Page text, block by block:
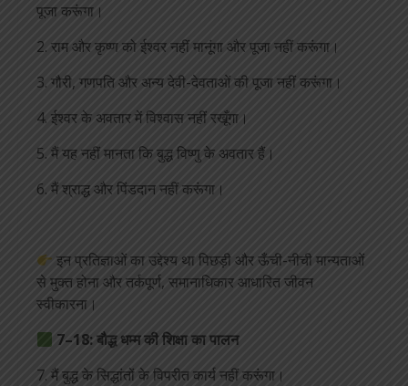
पूजा करूंगा।
2. राम और कृष्ण को ईश्वर नहीं मानूंगा और पूजा नहीं करूंगा।
3. गौरी, गणपति और अन्य देवी-देवताओं की पूजा नहीं करूंगा।
4. ईश्वर के अवतार में विश्वास नहीं रखूँगा।
5. मैं यह नहीं मानता कि बुद्ध विष्णु के अवतार हैं।
6. मैं श्राद्ध और पिंडदान नहीं करूंगा।
इन प्रतिज्ञाओं का उद्देश्य था पिछड़ी और ऊँची-नीची मान्यताओं
से मुक्त होना और तर्कपूर्ण, समानाधिकार आधारित जीवन
स्वीकारना।
7–18: बौद्ध धम्म की शिक्षा का पालन
7. मैं बुद्ध के सिद्धांतों के विपरीत कार्य नहीं करूंगा।